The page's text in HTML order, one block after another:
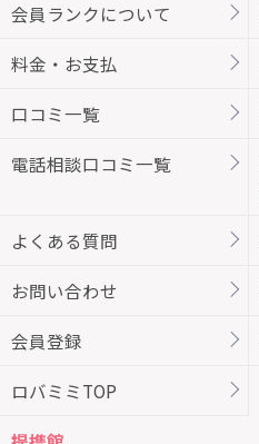
会員ランクについて
料金・お支払
口コミ一覧
電話相談口コミ一覧
よくある質問
お問い合わせ
会員登録
ロバミミTOP